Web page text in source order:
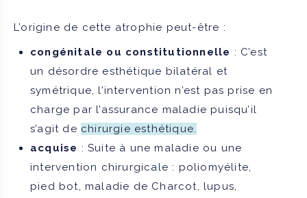
L’origine de cette atrophie peut-être :
congénitale ou constitutionnelle : C’est
un désordre esthétique bilatéral et
symétrique, l’intervention n’est pas prise en
charge par l’assurance maladie puisqu’il
s’agit de chirurgie esthétique.
acquise : Suite à une maladie ou une
intervention chirurgicale : poliomyélite,
pied bot, maladie de Charcot, lupus,